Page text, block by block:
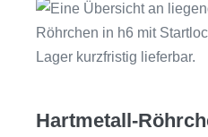
Hartmetall-